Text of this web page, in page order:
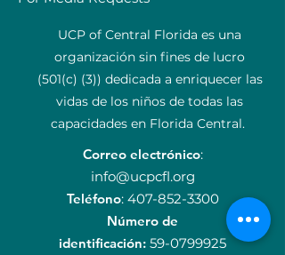
UCP of Central Florida es una
organización sin fines de lucro
(501(c) (3)) dedicada a enriquecer las
vidas de los niños de todas las
capacidades en Florida Central.
Correo electrónico:
info@ucpcfl.org
Teléfono: 407-852-3300
Número de
identificación: 59-0799925